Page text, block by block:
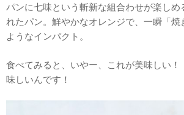
パンに七味という斬新な組合わせが楽しめ
れたパン。鮮やかなオレンジで、一瞬「焼
ようなインパクト。
食べてみると、いやー、これが美味しい！
味しいんです！